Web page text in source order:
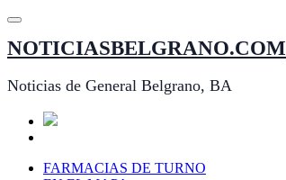
Saltar
contenido
NOTICIASBELGRANO.COM
Noticias de General Belgrano, BA
FARMACIAS DE TURNO